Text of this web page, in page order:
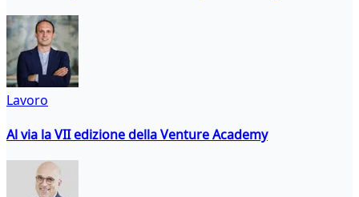
Lavoro
Al via la VII edizione della Venture Academy